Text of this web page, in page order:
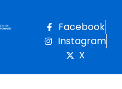
Facebook
Instagram
X